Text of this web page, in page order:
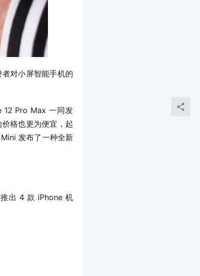
对小屏智能手机的
12 Pro Max 一同发
格也更为便宜，起
发布了一种全新
出 4 款 iPhone 机